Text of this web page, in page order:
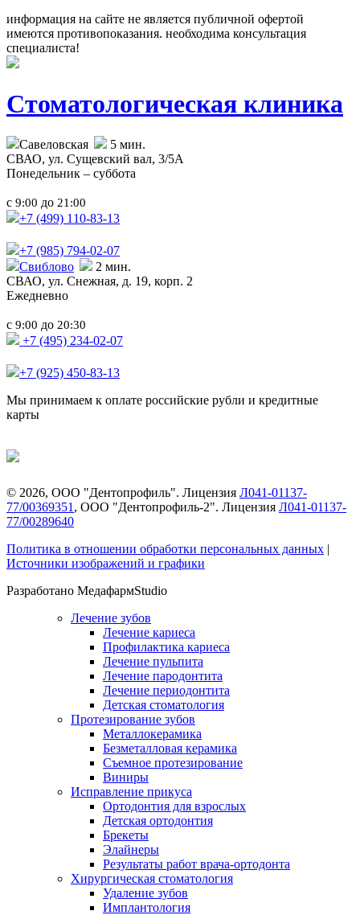
информация на сайте не является публичной офертой
имеются противопоказания. необходима консультация
специалиста!
Стоматологическая клиника
Савеловская
5 мин.
СВАО, ул. Сущевский вал, 3/5А
Понедельник – суббота
с 9:00 до 21:00
+7 (499) 110-83-13
+7 (985) 794-02-07
Свиблово
2 мин.
СВАО, ул. Снежная, д. 19, корп. 2
Ежедневно
с 9:00 до 20:30
+7 (495) 234-02-07
+7 (925) 450-83-13
Мы принимаем к оплате российские рубли и кредитные
карты
© 2026, ООО "Дентопрофиль". Лицензия Л041-01137-
77/00369351 , ООО "Дентопрофиль-2". Лицензия Л041-01137-
77/00289640
Политика в отношении обработки персональных данных |
Источники изображений и графики
Разработано МедафармStudio
Лечение зубов
Лечение кариеса
Профилактика кариеса
Лечение пульпита
Лечение пародонтита
Лечение периодонтита
Детская стоматология
Протезирование зубов
Металлокерамика
Безметалловая керамика
Съемное протезирование
Виниры
Исправление прикуса
Ортодонтия для взрослых
Детская ортодонтия
Брекеты
Элайнеры
Результаты работ врача-ортодонта
Хирургическая стоматология
Удаление зубов
Имплантология